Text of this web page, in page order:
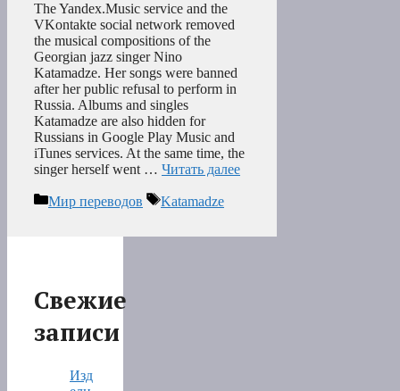
The Yandex.Music service and the
VKontakte social network removed
the musical compositions of the
Georgian jazz singer Nino
Katamadze. Her songs were banned
after her public refusal to perform in
Russia. Albums and singles
Katamadze are also hidden for
Russians in Google Play Music and
iTunes services. At the same time, the
singer herself went … Читать далее
Рубрики
Мир переводов Метки
Katamadze
Свежие
записи
Изд